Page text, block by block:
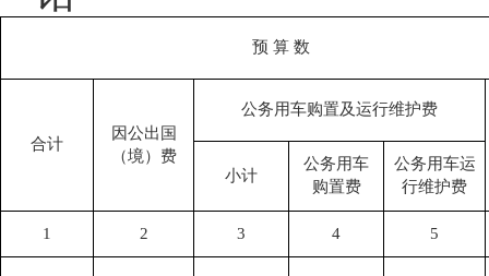
预 算 数
合计
因公出国
（境）费
公务用车购置及运行维护费
小计
公务用车
购置费
公务用车运
行维护费
1 2 3 4 5